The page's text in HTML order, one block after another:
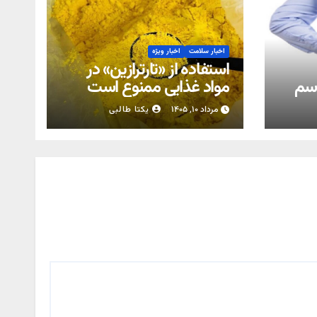
اخبار سلامت اخبار ویژه
استفاده از «تارترازین» در
مواد غذایی ممنوع است
مرداد ۱۰, ۱۴۰۵ یکتا طالبی